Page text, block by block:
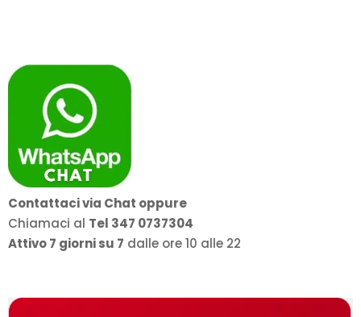
Contattaci via Chat oppure
Chiamaci al Tel 347 0737304
Attivo 7 giorni su 7 dalle ore 10 alle 22